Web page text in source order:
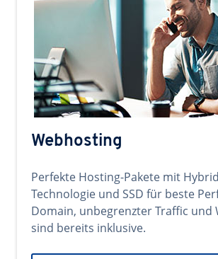
Webhosting
Perfekte Hosting-Pakete mit
Technologie und SSD für beste
Domain, unbegrenzter Traffic und
sind bereits inklusive.